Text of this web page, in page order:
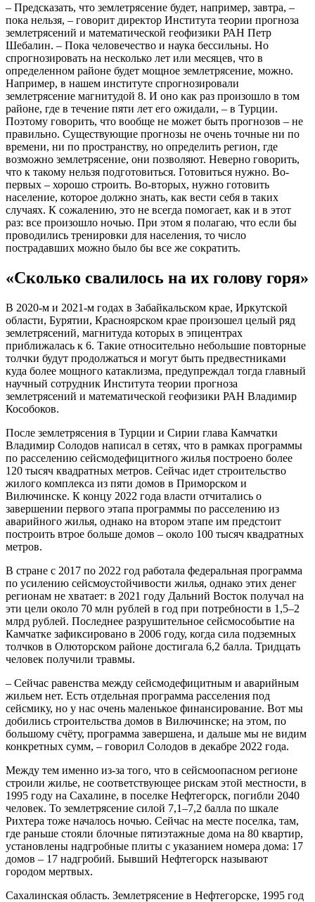
– Предсказать, что землетрясение будет, например, завтра, –
пока нельзя, – говорит директор Института теории прогноза
землетрясений и математической геофизики РАН Петр
Шебалин. – Пока человечество и наука бессильны. Но
спрогнозировать на несколько лет или месяцев, что в
определенном районе будет мощное землетрясение, можно.
Например, в нашем институте спрогнозировали
землетрясение магнитудой 8. И оно как раз произошло в том
районе, где в течение пяти лет его ожидали, – в Турции.
Поэтому говорить, что вообще не может быть прогнозов – не
правильно. Существующие прогнозы не очень точные ни по
времени, ни по пространству, но определить регион, где
возможно землетрясение, они позволяют. Неверно говорить,
что к такому нельзя подготовиться. Готовиться нужно. Во-
первых – хорошо строить. Во-вторых, нужно готовить
население, которое должно знать, как вести себя в таких
случаях. К сожалению, это не всегда помогает, как и в этот
раз: все произошло ночью. При этом я полагаю, что если бы
проводились тренировки для населения, то число
пострадавших можно было бы все же сократить.
«Сколько свалилось на их голову горя»
В 2020-м и 2021-м годах в Забайкальском крае, Иркутской
области, Бурятии, Красноярском крае произошел целый ряд
землетрясений, магнитуда которых в эпицентрах
приближалась к 6. Такие относительно небольшие повторные
толчки будут продолжаться и могут быть предвестниками
куда более мощного катаклизма, предупреждал тогда главный
научный сотрудник Института теории прогноза
землетрясений и математической геофизики РАН Владимир
Кособоков.
После землетрясения в Турции и Сирии глава Камчатки
Владимир Солодов написал в сетях, что в рамках программы
по расселению сейсмодефицитного жилья построено более
120 тысяч квадратных метров. Сейчас идет строительство
жилого комплекса из пяти домов в Приморском и
Вилючинске. К концу 2022 года власти отчитались о
завершении первого этапа программы по расселению из
аварийного жилья, однако на втором этапе им предстоит
построить втрое больше домов – около 100 тысяч квадратных
метров.
В стране с 2017 по 2022 год работала федеральная программа
по усилению сейсмоустойчивости жилья, однако этих денег
регионам не хватает: в 2021 году Дальний Восток получал на
эти цели около 70 млн рублей в год при потребности в 1,5–2
млрд рублей. Последнее разрушительное сейсмособытие на
Камчатке зафиксировано в 2006 году, когда сила подземных
толчков в Олюторском районе достигала 6,2 балла. Тридцать
человек получили травмы.
– Сейчас равенства между сейсмодефицитным и аварийным
жильем нет. Есть отдельная программа расселения под
сейсмику, но у нас очень маленькое финансирование. Вот мы
добились строительства домов в Вилючинске; на этом, по
большому счёту, программа завершена, и дальше мы не видим
конкретных сумм, – говорил Солодов в декабре 2022 года.
Между тем именно из-за того, что в сейсмоопасном регионе
строили жилье, не соответствующее рискам этой местности, в
1995 году на Сахалине, в поселке Нефтегорск, погибли 2040
человек. То землетрясение силой 7,1–7,2 балла по шкале
Рихтера тоже началось ночью. Сейчас на месте поселка, там,
где раньше стояли блочные пятиэтажные дома на 80 квартир,
установлены надгробные плиты с указанием номера дома: 17
домов – 17 надгробий. Бывший Нефтегорск называют
городом мертвых.
Сахалинская область. Землетрясение в Нефтегорске, 1995 год